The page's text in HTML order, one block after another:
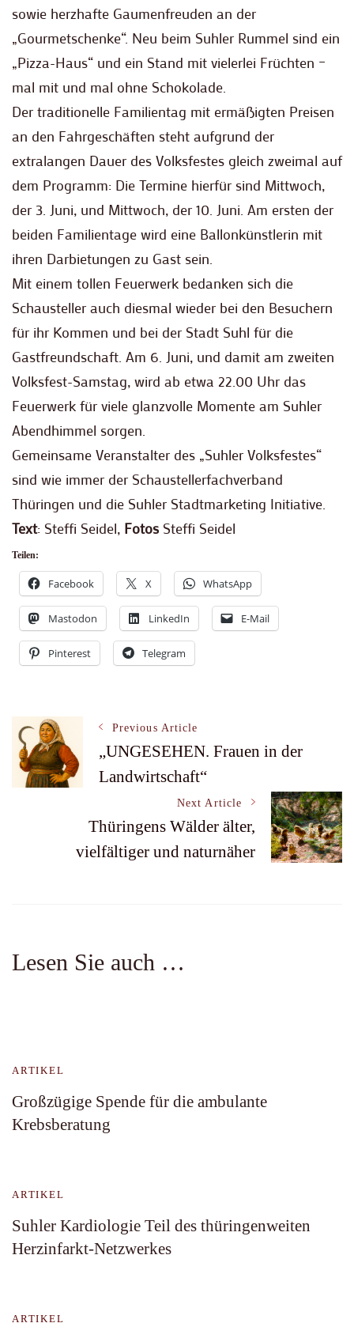
sowie herzhafte Gaumenfreuden an der
„Gourmetschenke“. Neu beim Suhler Rummel sind ein
„Pizza-Haus“ und ein Stand mit vielerlei Früchten –
mal mit und mal ohne Schokolade.
Der traditionelle Familientag mit ermäßigten Preisen
an den Fahrgeschäften steht aufgrund der
extralangen Dauer des Volksfestes gleich zweimal auf
dem Programm: Die Termine hierfür sind Mittwoch,
der 3. Juni, und Mittwoch, der 10. Juni. Am ersten der
beiden Familientage wird eine Ballonkünstlerin mit
ihren Darbietungen zu Gast sein.
Mit einem tollen Feuerwerk bedanken sich die
Schausteller auch diesmal wieder bei den Besuchern
für ihr Kommen und bei der Stadt Suhl für die
Gastfreundschaft. Am 6. Juni, und damit am zweiten
Volksfest-Samstag, wird ab etwa 22.00 Uhr das
Feuerwerk für viele glanzvolle Momente am Suhler
Abendhimmel sorgen.
Gemeinsame Veranstalter des „Suhler Volksfestes“
sind wie immer der Schaustellerfachverband
Thüringen und die Suhler Stadtmarketing Initiative.
Text: Steffi Seidel, Fotos Steffi Seidel
Teilen:
Facebook X WhatsApp
Mastodon LinkedIn E-Mail
Pinterest Telegram
Post
Navigation
Previous Article
„UNGESEHEN. Frauen in der
Landwirtschaft“
Next Article
Thüringens Wälder älter,
vielfältiger und naturnäher
Lesen Sie auch …
ARTIKEL
Großzügige Spende für die ambulante
Krebsberatung
ARTIKEL
Suhler Kardiologie Teil des thüringenweiten
Herzinfarkt-Netzwerkes
ARTIKEL